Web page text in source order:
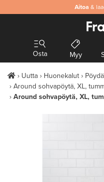
Aitoa &
Osta Myy
Uutta Huonekalut
Around sohvapöytä, XL,
Around sohvapöytä, XL,